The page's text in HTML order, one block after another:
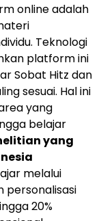
online adalah
Teknologi
platform ini
Sobat Hitz dan
sesuai. Hal ini
yang
belajar
yang
melalui
personalisasi
20%